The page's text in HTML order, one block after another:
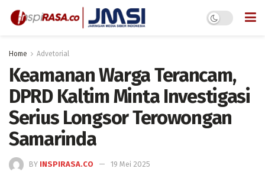
Home Advetorial
Keamanan Warga Terancam,
DPRD Kaltim Minta Investigasi
Serius Longsor Terowongan
Samarinda
BY INSPIRASA.CO 19 Mei 2025